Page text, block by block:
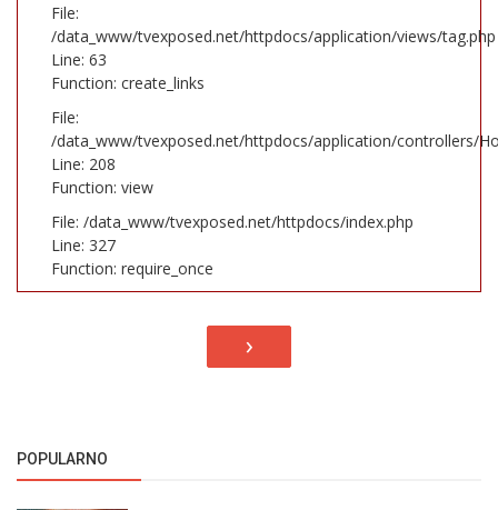
File:
/data_www/tvexposed.net/httpdocs/application/views/tag.php
Line: 63
Function: create_links
File:
/data_www/tvexposed.net/httpdocs/application/controllers/
Line: 208
Function: view
File: /data_www/tvexposed.net/httpdocs/index.php
Line: 327
Function: require_once
›
POPULARNO